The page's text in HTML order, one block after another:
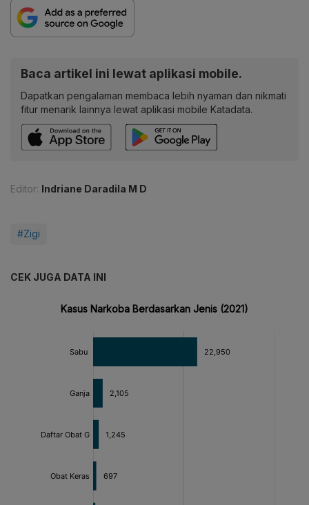
Baca artikel ini lewat aplikasi mobile.
Dapatkan pengalaman membaca lebih nyaman dan nikmati
fitur menarik lainnya lewat aplikasi mobile Katadata.
Editor: Indriane Daradila M D
#Zigi
CEK JUGA DATA INI